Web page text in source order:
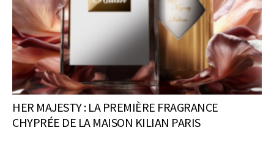
HER MAJESTY : LA PREMIÈRE FRAGRANCE
CHYPRÉE DE LA MAISON KILIAN PARIS